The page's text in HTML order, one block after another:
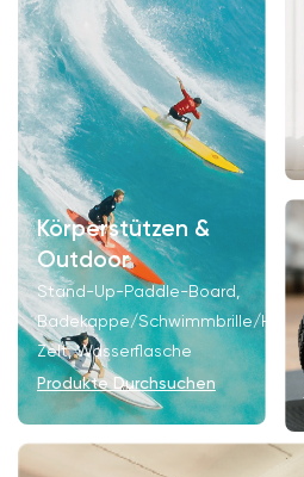
Körperstützen &
Outdoor
Stand-Up-Paddle-Board,
Badekappe/Schwimmbrille/
Zelt, Wasserflasche
Produkte Durchsuchen